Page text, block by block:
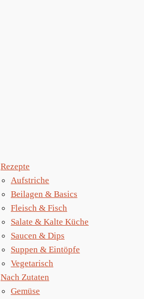
Rezepte
Aufstriche
Beilagen & Basics
Fleisch & Fisch
Salate & Kalte Küche
Saucen & Dips
Suppen & Eintöpfe
Vegetarisch
Nach Zutaten
Gemüse